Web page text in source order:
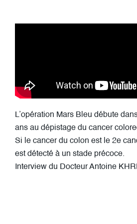
L’opération Mars Bleu débute
ans au dépistage du cancer
Si le cancer du colon est le 2e
est détecté à un stade précoce.
Interview du Docteur Antoine